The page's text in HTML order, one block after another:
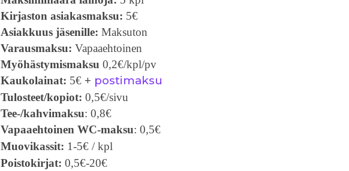
Kirjaston asiakasmaksu: 5€
Asiakkuus jäsenille: Maksuton
Varausmaksu: Vapaaehtoinen
Myöhästymismaksu 0,2€/kpl/pv
Kaukolainat: 5€ + postimaksu
Tulosteet/kopiot: 0,5€/sivu
Tee-/kahvimaksu: 0,8€
Vapaaehtoinen WC-maksu: 0,5€
Muovikassit: 1-5€ / kpl
Poistokirjat: 0,5€-20€